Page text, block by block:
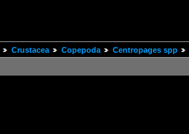
Crustacea Copepoda Centropages spp